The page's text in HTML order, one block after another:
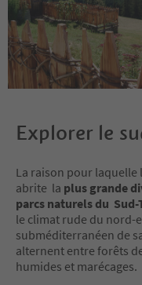
Explorer le
La raison pour
abrite la plus grande
parcs naturels du
le climat rude du nord-
subméditerranéen de
alternent entre forêts
humides et marécages.